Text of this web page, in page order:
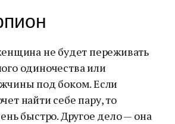
не будет переживать
одиночества или
под боком. Если
найти себе пару, то
быстро. Другое дело — она